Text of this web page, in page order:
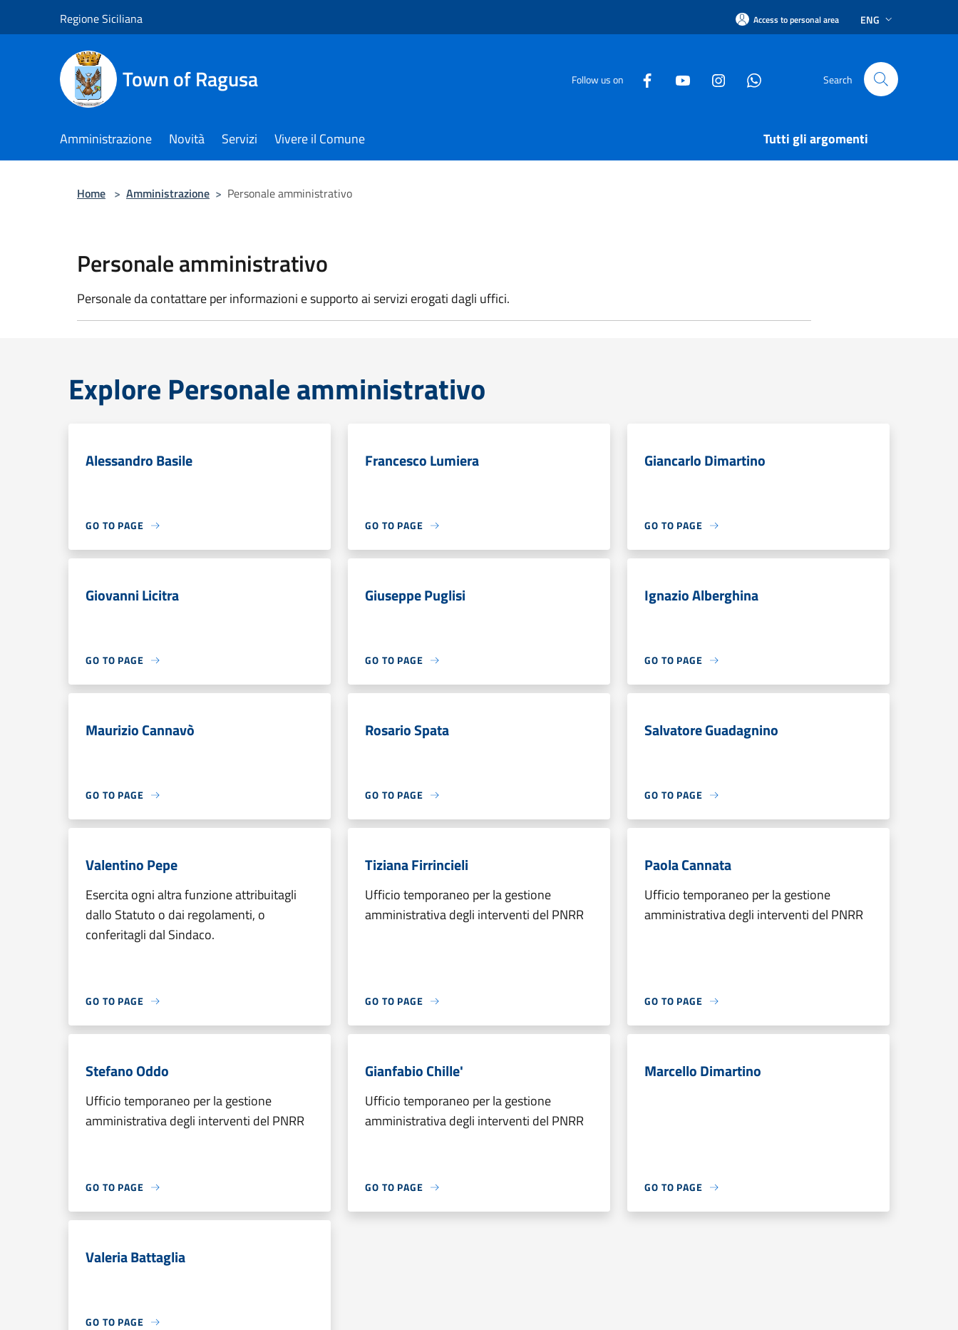
Regione Siciliana Access to personal area ENG
Town of Ragusa Follow us on Search
Amministrazione Novità Servizi Vivere il Comune Tutti gli argomenti
Home > Amministrazione > Personale amministrativo
Personale amministrativo
Personale da contattare per informazioni e supporto ai servizi erogati dagli uffici.
Explore Personale amministrativo
Alessandro Basile
GO TO PAGE
Francesco Lumiera
GO TO PAGE
Giancarlo Dimartino
GO TO PAGE
Giovanni Licitra
GO TO PAGE
Giuseppe Puglisi
GO TO PAGE
Ignazio Alberghina
GO TO PAGE
Maurizio Cannavò
GO TO PAGE
Rosario Spata
GO TO PAGE
Salvatore Guadagnino
GO TO PAGE
Valentino Pepe
Esercita ogni altra funzione attribuitagli
dallo Statuto o dai regolamenti, o
conferitagli dal Sindaco.
GO TO PAGE
Tiziana Firrincieli
Ufficio temporaneo per la gestione
amministrativa degli interventi del PNRR
GO TO PAGE
Paola Cannata
Ufficio temporaneo per la gestione
amministrativa degli interventi del PNRR
GO TO PAGE
Stefano Oddo
Ufficio temporaneo per la gestione
amministrativa degli interventi del PNRR
GO TO PAGE
Gianfabio Chille'
Ufficio temporaneo per la gestione
amministrativa degli interventi del PNRR
GO TO PAGE
Marcello Dimartino
GO TO PAGE
Valeria Battaglia
GO TO PAGE